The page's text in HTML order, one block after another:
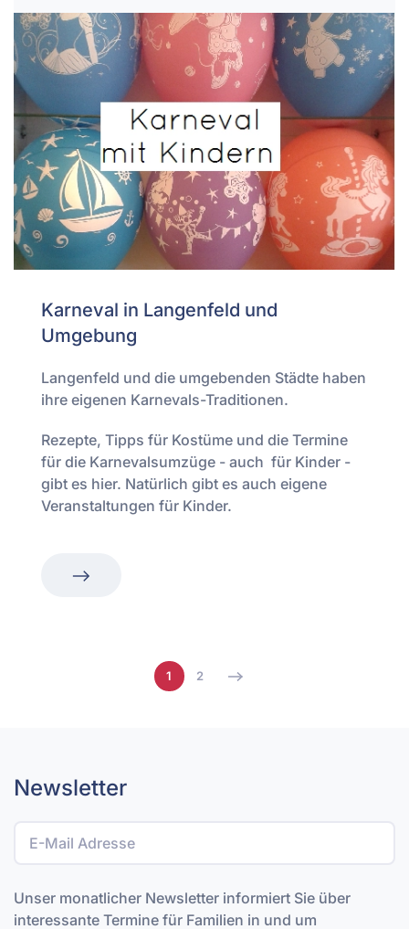
Karneval in Langenfeld und
Umgebung
Langenfeld und die umgebenden Städte haben
ihre eigenen Karnevals-Traditionen.
Rezepte, Tipps für Kostüme und die Termine
für die Karnevalsumzüge - auch für Kinder -
gibt es hier. Natürlich gibt es auch eigene
Veranstaltungen für Kinder.
1 2
Newsletter
Unser monatlicher Newsletter informiert Sie über
interessante Termine für Familien in und um